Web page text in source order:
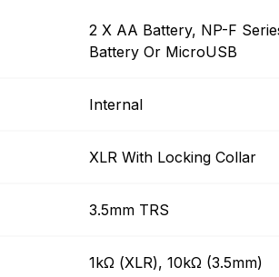
2 X AA Battery, NP-F
Battery Or MicroUSB
Internal
XLR With Locking Collar
3.5mm TRS
1kΩ (XLR), 10kΩ (3.5mm)